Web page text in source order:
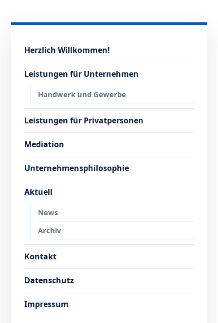
Herzlich Willkommen!
Leistungen für Unternehmen
Handwerk und Gewerbe
Leistungen für Privatpersonen
Mediation
Unternehmensphilosophie
Aktuell
News
Archiv
Kontakt
Datenschutz
Impressum